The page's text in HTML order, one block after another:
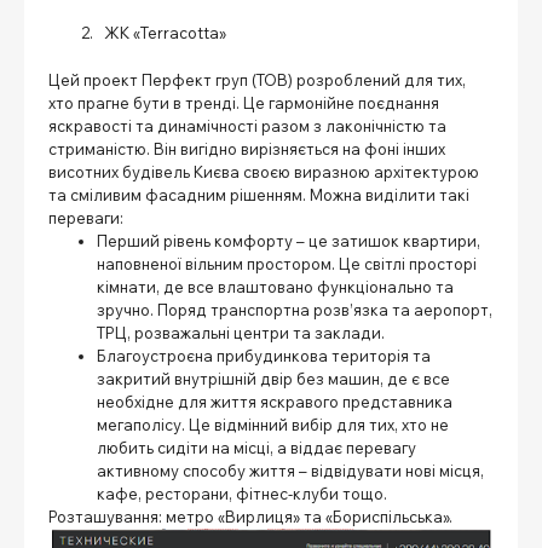
ЖК «Terracotta»
Цей проект Перфект груп (ТОВ) розроблений для тих,
хто прагне бути в тренді. Це гармонійне поєднання
яскравості та динамічності разом з лаконічністю та
стриманістю. Він вигідно вирізняється на фоні інших
висотних будівель Києва своєю виразною архітектурою
та сміливим фасадним рішенням. Можна виділити такі
переваги:
Перший рівень комфорту – це затишок квартири,
наповненої вільним простором. Це світлі просторі
кімнати, де все влаштовано функціонально та
зручно. Поряд транспортна розв’язка та аеропорт,
ТРЦ, розважальні центри та заклади.
Благоустроєна прибудинкова територія та
закритий внутрішній двір без машин, де є все
необхідне для життя яскравого представника
мегаполісу. Це відмінний вибір для тих, хто не
любить сидіти на місці, а віддає перевагу
активному способу життя – відвідувати нові місця,
кафе, ресторани, фітнес-клуби тощо.
Розташування: метро «Вирлиця» та «Бориспільська».